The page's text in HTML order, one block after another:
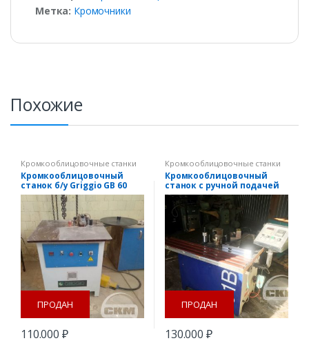
Метка: Кромочники
Похожие
Кромкооблицовочные станки
Кромкооблицовочный
станок б/у Griggio GB 60
ПРОДАН
110.000 ₽
Кромкооблицовочные станки
Кромкооблицовочный
станок с ручной подачей
Filato FL 91B б/у
ПРОДАН
130.000 ₽